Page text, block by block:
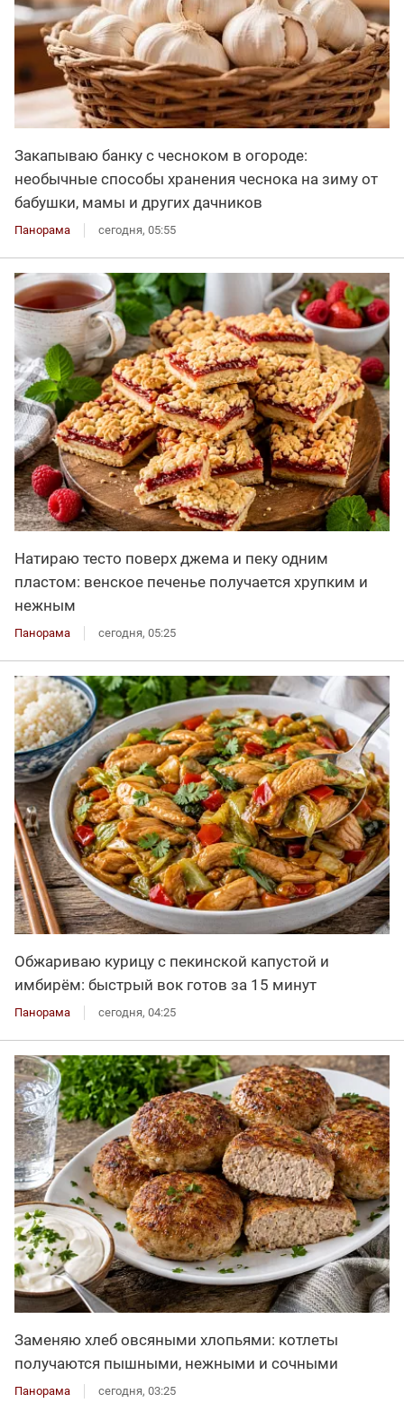
Закапываю банку с чесноком в огороде:
необычные способы хранения чеснока на зиму от
бабушки, мамы и других дачников
Панорама сегодня, 05:55
Натираю тесто поверх джема и пеку одним
пластом: венское печенье получается хрупким и
нежным
Панорама сегодня, 05:25
Обжариваю курицу с пекинской капустой и
имбирём: быстрый вок готов за 15 минут
Панорама сегодня, 04:25
Заменяю хлеб овсяными хлопьями: котлеты
получаются пышными, нежными и сочными
Панорама сегодня, 03:25